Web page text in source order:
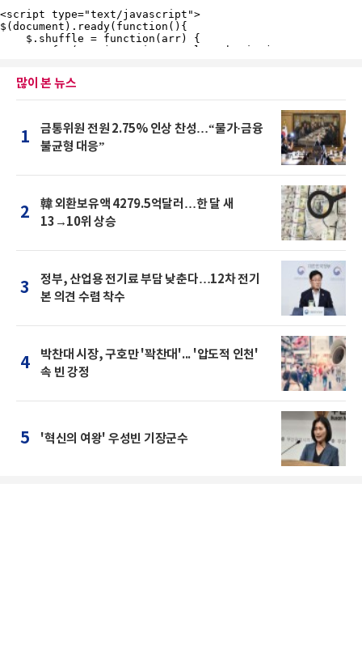
많이 본 뉴스
1
금통위원 전원 2.75% 인상 찬성…“물가·금융
불균형 대응”
2
韓 외환보유액 4279.5억달러…한 달 새
13→10위 상승
3
정부, 산업용 전기료 부담 낮춘다…12차 전기
본 의견 수렴 착수
4
박찬대 시장, 구호만 '꽉찬대'... '압도적 인천'
속 빈 강정
5 '혁신의 여왕' 우성빈 기장군수